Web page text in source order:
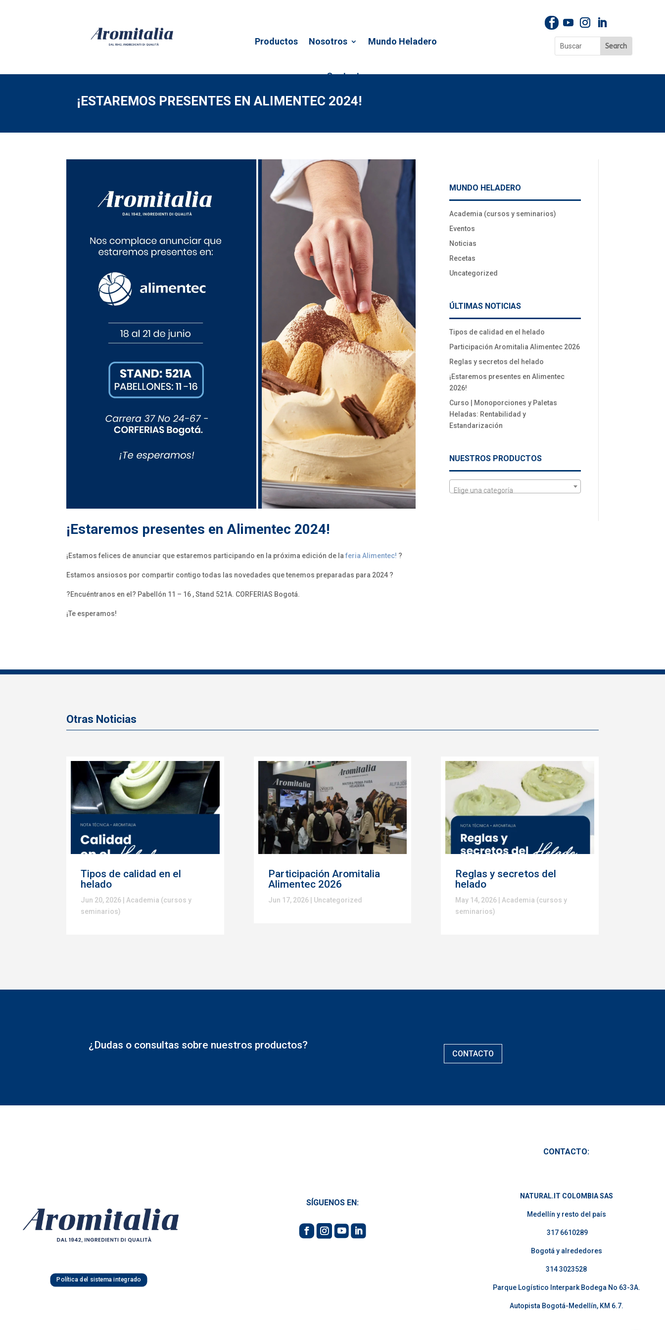
Productos Nosotros Mundo Heladero
Contacto
¡ESTAREMOS PRESENTES EN ALIMENTEC 2024!
¡Estaremos presentes en Alimentec 2024!
¡Estamos felices de anunciar que estaremos participando en la próxima edición de laferia Alimentec! ?
Estamos ansiosos por compartir contigo todas las novedades que tenemos preparadas para 2024 ?
?Encuéntranos en el? Pabellón 11 – 16 , Stand 521A. CORFERIAS Bogotá.
¡Te esperamos!
MUNDO HELADERO
Academia (cursos y seminarios)
Eventos
Noticias
Recetas
Uncategorized
ÚLTIMAS NOTICIAS
Tipos de calidad en el helado
Participación Aromitalia Alimentec 2026
Reglas y secretos del helado
¡Estaremos presentes en Alimentec
2026!
Curso | Monoporciones y Paletas
Heladas: Rentabilidad y
Estandarización
NUESTROS PRODUCTOS
Elige una categoría
Otras Noticias
Tipos de calidad en el
helado
Jun 20, 2026 |Academia (cursos y
seminarios)
Participación Aromitalia
Alimentec 2026
Jun 17, 2026| Uncategorized
Reglas y secretos del
helado
May 14, 2026| Academia (cursos y
seminarios)
¿Dudas o consultas sobre nuestros productos?
CONTACTO
Política del sistema integrado
SÍGUENOS EN:
CONTACTO:
NATURAL.IT COLOMBIA SAS
Medellín y resto del país
317 6610289
Bogotá y alrededores
314 3023528
Parque Logístico Interpark Bodega No 63-3A.
Autopista Bogotá-Medellín, KM 6.7.